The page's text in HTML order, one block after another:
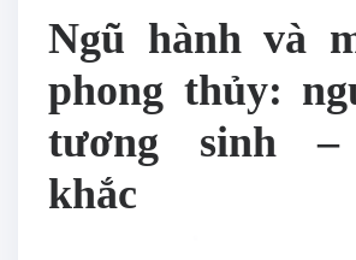
Ngũ hành và
phong thủy:
tương sinh –
khắc